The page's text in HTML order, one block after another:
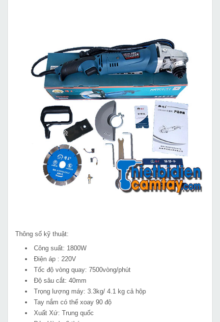
Thông số kỹ thuật:
Công suất: 1800W
Điện áp : 220V
Tốc độ vòng quay: 7500vòng/phút
Độ sâu cắt: 40mm
Trọng lượng máy: 3.3kg/ 4.1 kg cả hộp
Tay nắm có thể xoay 90 độ
Xuất Xứ: Trung quốc